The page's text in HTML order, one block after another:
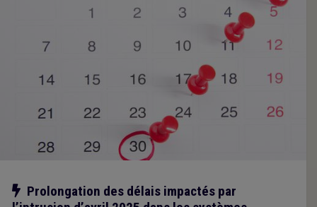
wallonischen gesetzlichen Normen festgelegten Fristen, die
von dem Eindringen in das IT-System des SPW im April 2025
betroffen sind, um 60 Tage verlängert werden, wenn: 1° sie
oder ablaufen; 2° sie vor dem 17. April 2025 beginnen und vor
Notre action
Prolongation des délais impactés par